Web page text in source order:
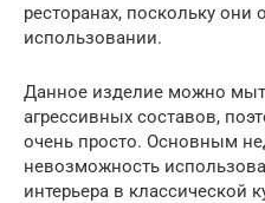
ресторанах, поскольку они
использовании.
Данное изделие можно
агрессивных составов,
очень просто. Основным
невозможность
интерьера в классической